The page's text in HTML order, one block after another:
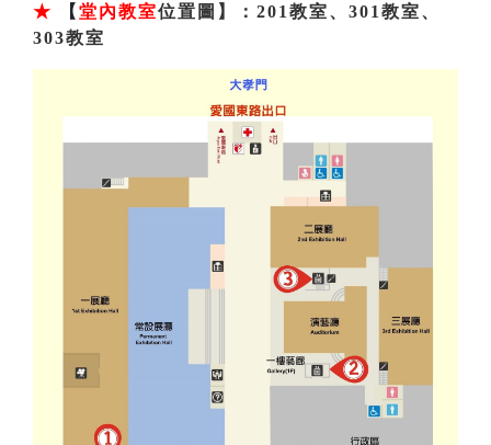
★ 【 堂內教室位置圖】：201教室、301教室、
303教室